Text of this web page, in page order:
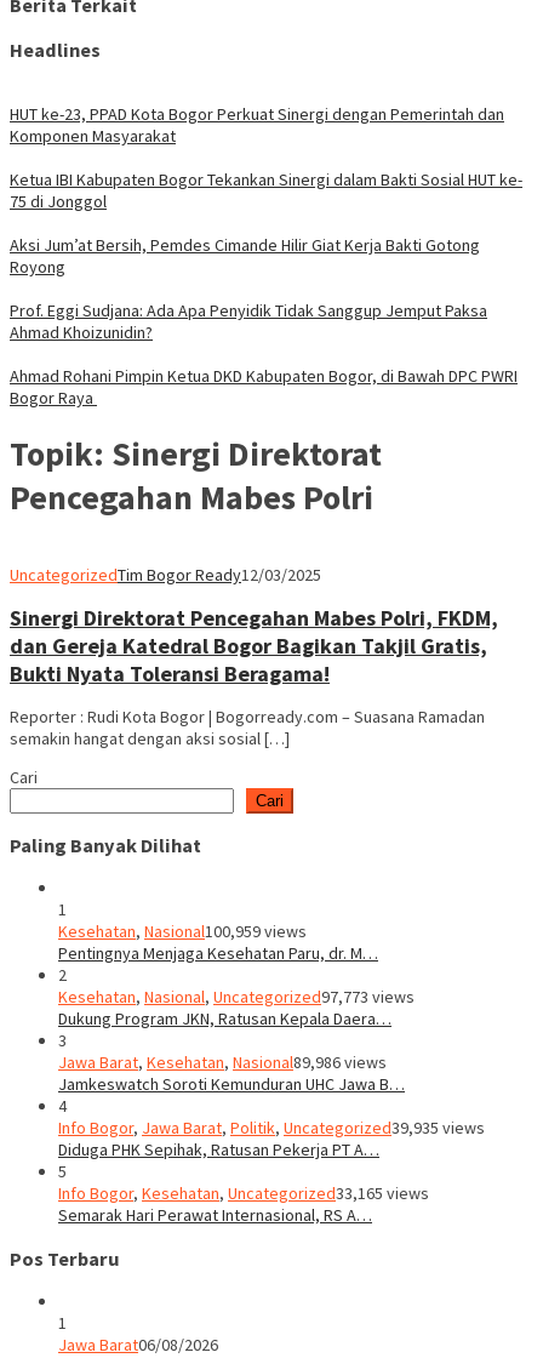
Berita Terkait
Headlines
HUT ke-23, PPAD Kota Bogor Perkuat Sinergi dengan Pemerintah dan
Komponen Masyarakat
Ketua IBI Kabupaten Bogor Tekankan Sinergi dalam Bakti Sosial HUT ke-
75 di Jonggol
Aksi Jum’at Bersih, Pemdes Cimande Hilir Giat Kerja Bakti Gotong
Royong
Prof. Eggi Sudjana: Ada Apa Penyidik Tidak Sanggup Jemput Paksa
Ahmad Khoizunidin?
Ahmad Rohani Pimpin Ketua DKD Kabupaten Bogor, di Bawah DPC PWRI
Bogor Raya
Topik: Sinergi Direktorat
Pencegahan Mabes Polri
UncategorizedTim Bogor Ready12/03/2025
Sinergi Direktorat Pencegahan Mabes Polri, FKDM,
dan Gereja Katedral Bogor Bagikan Takjil Gratis,
Bukti Nyata Toleransi Beragama!
Reporter : Rudi Kota Bogor | Bogorready.com – Suasana Ramadan
semakin hangat dengan aksi sosial […]
Cari
Cari
Paling Banyak Dilihat
1
Kesehatan, Nasional100,959 views
Pentingnya Menjaga Kesehatan Paru, dr. M…
2
Kesehatan, Nasional, Uncategorized97,773 views
Dukung Program JKN, Ratusan Kepala Daera…
3
Jawa Barat, Kesehatan, Nasional89,986 views
Jamkeswatch Soroti Kemunduran UHC Jawa B…
4
Info Bogor, Jawa Barat, Politik, Uncategorized39,935 views
Diduga PHK Sepihak, Ratusan Pekerja PT A…
5
Info Bogor, Kesehatan, Uncategorized33,165 views
Semarak Hari Perawat Internasional, RS A…
Pos Terbaru
1
Jawa Barat06/08/2026